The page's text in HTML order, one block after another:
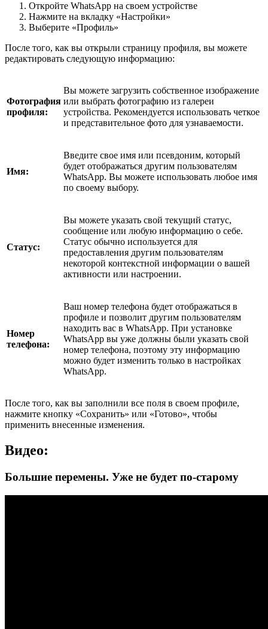
Откройте WhatsApp на своем устройстве
Нажмите на вкладку «Настройки»
Выберите «Профиль»
После того, как вы открыли страницу профиля, вы можете
редактировать следующую информацию:
Фотография
профиля:
Вы можете загрузить собственное изображение
или выбрать фотографию из галереи
устройства. Рекомендуется использовать четкое
и представительное фото для узнаваемости.
Имя:
Введите свое имя или псевдоним, который
будет отображаться другим пользователям
WhatsApp. Вы можете использовать любое имя
по своему выбору.
Статус:
Вы можете указать свой текущий статус,
сообщение или любую информацию о себе.
Статус обычно используется для
предоставления другим пользователям
некоторой контекстной информации о вашей
активности или настроении.
Номер
телефона:
Ваш номер телефона будет отображаться в
профиле и позволит другим пользователям
находить вас в WhatsApp. При установке
WhatsApp вы уже должны были указать свой
номер телефона, поэтому эту информацию
можно будет изменить только в настройках
WhatsApp.
После того, как вы заполнили все поля в своем профиле,
нажмите кнопку «Сохранить» или «Готово», чтобы
применить внесенные изменения.
Видео:
Большие перемены. Уже не будет по-старому